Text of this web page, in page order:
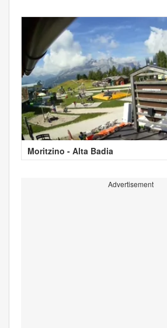
Moritzino - Alta Badia
Advertisement